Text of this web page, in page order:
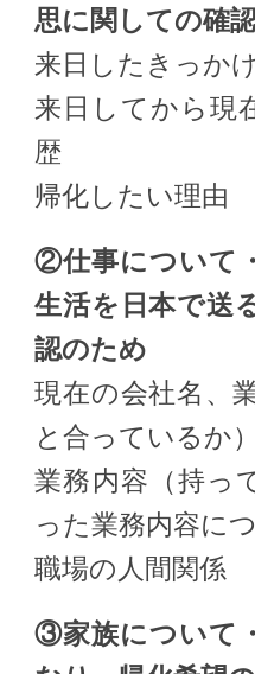
思に関しての確
来日したきっか
来日してから現
帰化したい理
②仕事について
生活を日本で送
認のため
現在の会社名、
と合っているか）
業務内容（持っ
った業務内容に
職場の人間
③家族について